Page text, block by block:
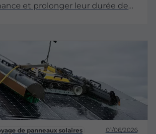
et prolonger leur durée de
à vos besoins. Dans cet article,
les critères à considérer pour
choix.
de panneaux solaires 01/06/2026